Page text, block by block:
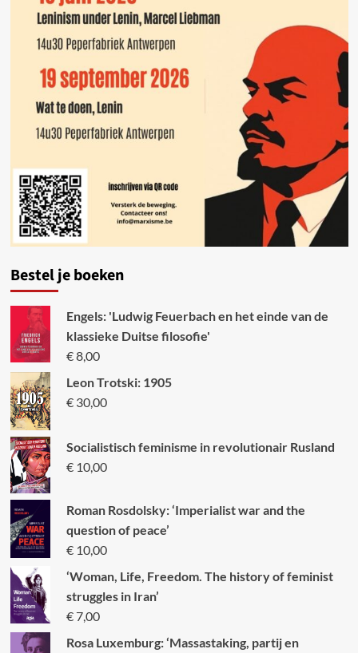
Bestel je boeken
Engels: 'Ludwig Feuerbach en het einde van de
klassieke Duitse filosofie'
€8,00
Leon Trotski: 1905
€30,00
Socialistisch feminisme in revolutionair Rusland
€10,00
Roman Rosdolsky: ‘Imperialist war and the
question of peace’
€10,00
‘Woman, Life, Freedom. The history of feminist
struggles in Iran’
€7,00
Rosa Luxemburg: ‘Massastaking, partij en